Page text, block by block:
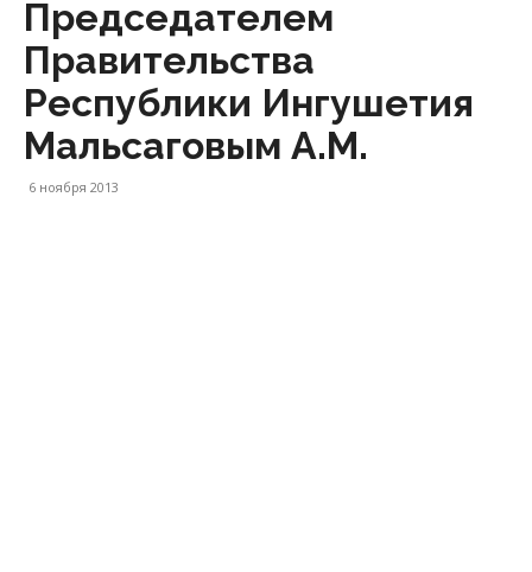
Председателем
Правительства
Республики Ингушетия
Мальсаговым А.М.
6 ноября 2013